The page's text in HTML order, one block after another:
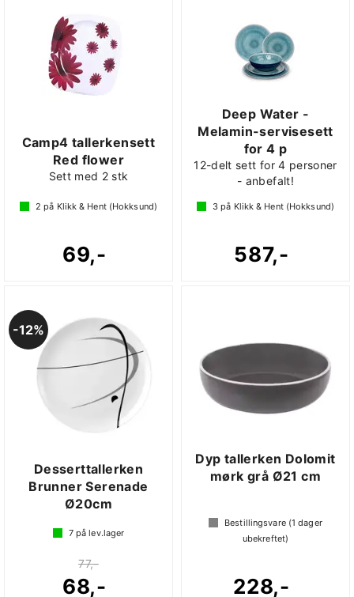
Camp4 tallerkensett
Red flower
Sett med 2 stk
2 på Klikk & Hent (Hokksund)
69,-
Deep Water -
Melamin-servisesett
for 4 p
12-delt sett for 4 personer
- anbefalt!
3 på Klikk & Hent (Hokksund)
587,-
12%
Desserttallerken
Brunner Serenade
Ø20cm
7på lev.lager
77,-
68,-
Dyp tallerken Dolomit
mørk grå Ø21 cm
Bestillingsvare (1 dager
ubekreftet)
228,-